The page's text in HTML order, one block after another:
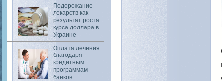
Подорожание
лекарств как
результат роста
курса доллара в
Украине
Оплата лечения
благодаря
кредитным
программам
банков